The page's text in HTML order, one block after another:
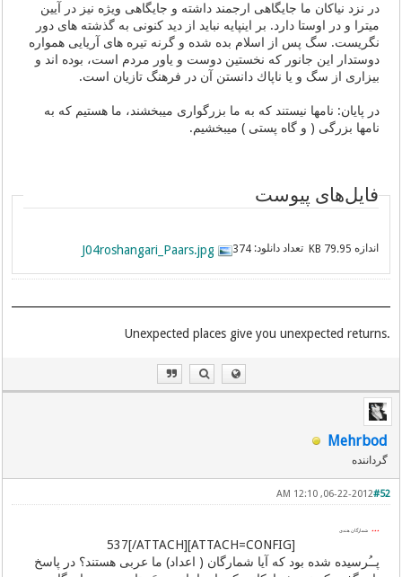
در نزد نیاكان ما جایگاهی ارجمند داشته و جایگاهی ویژه نیز در آیین
میترا و در اوستا دارد. بر اینپایه نباید از دید كنونی به گذشته های دور
نگریست. سگ پس از اسلام بده شده و گرنه تیره های آریایی همواره
دوستدار این جانور كه نخستین دوست و یاور مردم است، بوده اند و
بیزاری از سگ و یا ناپاك دانستن آن در فرهنگ تازیان است.
در پایان: نامها نیستند كه به ما بزرگواری میبخشند، ما هستیم كه به
نامها بزرگی ( و گاه پستی ) میبخشیم.
فایل‌های پیوست
J04roshangari_Paars.jpg اندازه 79.95 KB تعداد دانلود:374
.Unexpected places give you unexpected returns
Mehrbod
گرداننده
#52
06-22-2012, 12:10 AM
٭٭٭ شمارگان هندی
[ATTACH=CONFIG]537[/ATTACH]
پــُرسیده شده بود كه آیا شمارگان ( اعداد) ما عربی هستند؟ در پاسخ